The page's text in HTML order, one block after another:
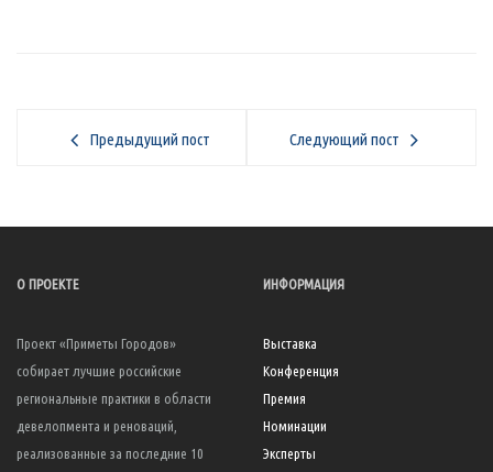
Предыдущий пост Следующий пост
О ПРОЕКТЕ
Проект «Приметы Городов»
собирает лучшие российские
региональные практики в области
девелопмента и реноваций,
реализованные за последние 10
ИНФОРМАЦИЯ
Выставка
Конференция
Премия
Номинации
Эксперты